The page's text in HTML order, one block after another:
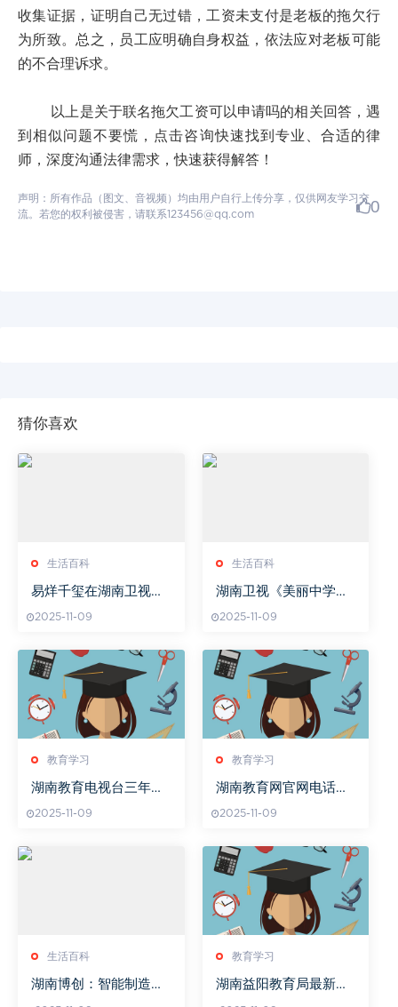
收集证据，证明自己无过错，工资未支付是老板的拖欠行
为所致。总之，员工应明确自身权益，依法应对老板可能
的不合理诉求。
以上是关于联名拖欠工资可以申请吗的相关回答，遇
到相似问题不要慌，点击咨询快速找到专业、合适的律
师，深度沟通法律需求，快速获得解答！
声明：所有作品（图文、音视频）均由用户自行上传分享，仅供网友学习交
流。若您的权利被侵害，请联系123456@qq.com
0
猜你喜欢
生活百科
易烊千玺在湖南卫视的
2025-11-09
生活百科
湖南卫视《美丽中学
生活的真实写照-成长故
2025-11-09
教育学习
湖南教育电视台三年级
2025-11-09
教育学习
湖南教育网官网电话查
2025-11-09
生活百科
湖南博创：智能制造引
教育学习
湖南益阳教育局最新通